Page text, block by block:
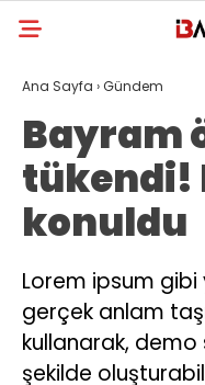
Ana Sayfa ›Gündem
Bayram
tükendi!
konuldu
Lorem ipsum
gerçek anlam
kullanarak,
şekilde